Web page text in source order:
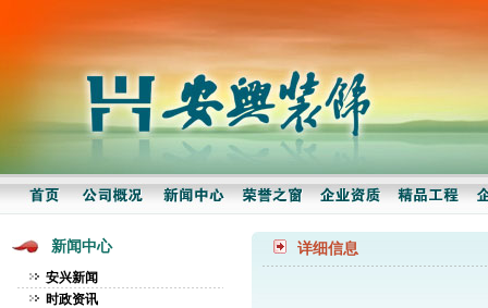
新闻中心
安兴新闻
时政资讯
详细信息